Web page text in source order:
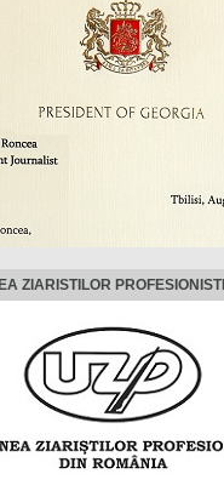
ZIARISTILOR PROFESIONISTI